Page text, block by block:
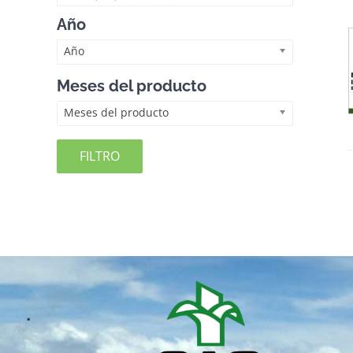
Año
Año
Meses del producto
Meses del producto
FILTRO